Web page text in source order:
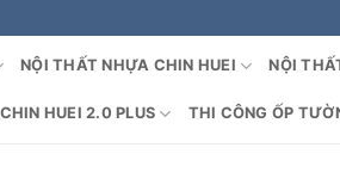
NỘI THẤT NHỰA CHIN HUEI NỘI
HUEI 2.0 PLUS THI CÔNG ỐP